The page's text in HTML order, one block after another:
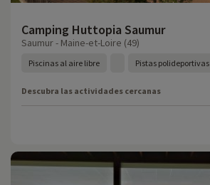
Camping Huttopia Saumur
Saumur - Maine-et-Loire (49)
Piscinas al aire libre Pistas polideportivas
Descubra las actividades cercanas